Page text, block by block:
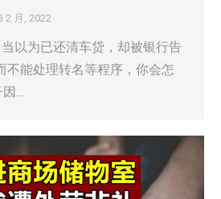
2 月, 2022
当以为已还清车贷，却被银行告
不能处理转名等程序，你会怎
因…